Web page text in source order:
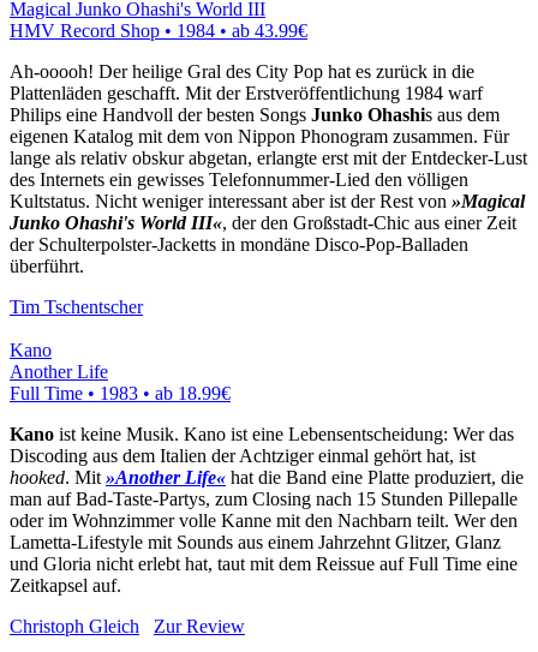
Magical Junko Ohashi's World III
HMV Record Shop • 1984 • ab 43.99€
Ah-ooooh! Der heilige Gral des City Pop hat es zurück in die
Plattenläden geschafft. Mit der Erstveröffentlichung 1984 warf
Philips eine Handvoll der besten Songs Junko Ohashis aus dem
eigenen Katalog mit dem von Nippon Phonogram zusammen. Für
lange als relativ obskur abgetan, erlangte erst mit der Entdecker-Lust
des Internets ein gewisses Telefonnummer-Lied den völligen
Kultstatus. Nicht weniger interessant aber ist der Rest von »Magical
Junko Ohashi's World III«, der den Großstadt-Chic aus einer Zeit
der Schulterpolster-Jacketts in mondäne Disco-Pop-Balladen
überführt.
Tim Tschentscher
Kano
Another Life
Full Time • 1983 • ab 18.99€
Kano ist keine Musik. Kano ist eine Lebensentscheidung: Wer das
Discoding aus dem Italien der Achtziger einmal gehört hat, ist
hooked. Mit »Another Life« hat die Band eine Platte produziert, die
man auf Bad-Taste-Partys, zum Closing nach 15 Stunden Pillepalle
oder im Wohnzimmer volle Kanne mit den Nachbarn teilt. Wer den
Lametta-Lifestyle mit Sounds aus einem Jahrzehnt Glitzer, Glanz
und Gloria nicht erlebt hat, taut mit dem Reissue auf Full Time eine
Zeitkapsel auf.
Christoph Gleich
Zur Review